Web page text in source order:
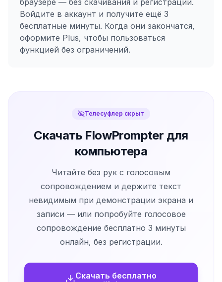
браузере — без скачивания и регистрации.
Войдите в аккаунт и получите ещё 3
бесплатные минуты. Когда они закончатся,
оформите Plus, чтобы пользоваться
функцией без ограничений.
Телесуфлер скрыт
Скачать FlowPrompter для
компьютера
Читайте без рук с голосовым
сопровождением и держите текст
невидимым при демонстрации экрана и
записи — или попробуйте голосовое
сопровождение бесплатно 3 минуты
онлайн, без регистрации.
Скачать бесплатно